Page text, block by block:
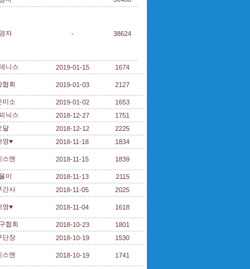
자 - 38624
니스 2019-01-15 1674
협회 2019-01-03 2127
미소 2019-01-02 1653
닉스 2018-12-27 1751
달 2018-12-12 2225
영♥ 2018-11-18 1834
스맨 2018-11-15 1839
이 2018-11-13 2115
간사 2018-11-05 2025
영♥ 2018-11-04 1618
협회 2018-10-23 1801
단장 2018-10-19 1530
스맨 2018-10-19 1741